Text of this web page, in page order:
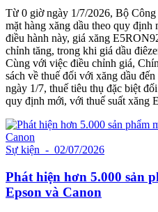
Từ 0 giờ ngày 1/7/2026, Bộ
mặt hàng xăng dầu theo quy
điều hành này, giá xăng
chỉnh tăng, trong khi giá dầu
Cùng với việc điều chỉnh giá,
sách về thuế đối với xăng dầu
ngày 1/7, thuế tiêu thụ đặc biệt
quy định mới, với thuế suất xăng
Sự kiện - 02/07/2026
Phát hiện hơn 5.000 sản
Epson và Canon